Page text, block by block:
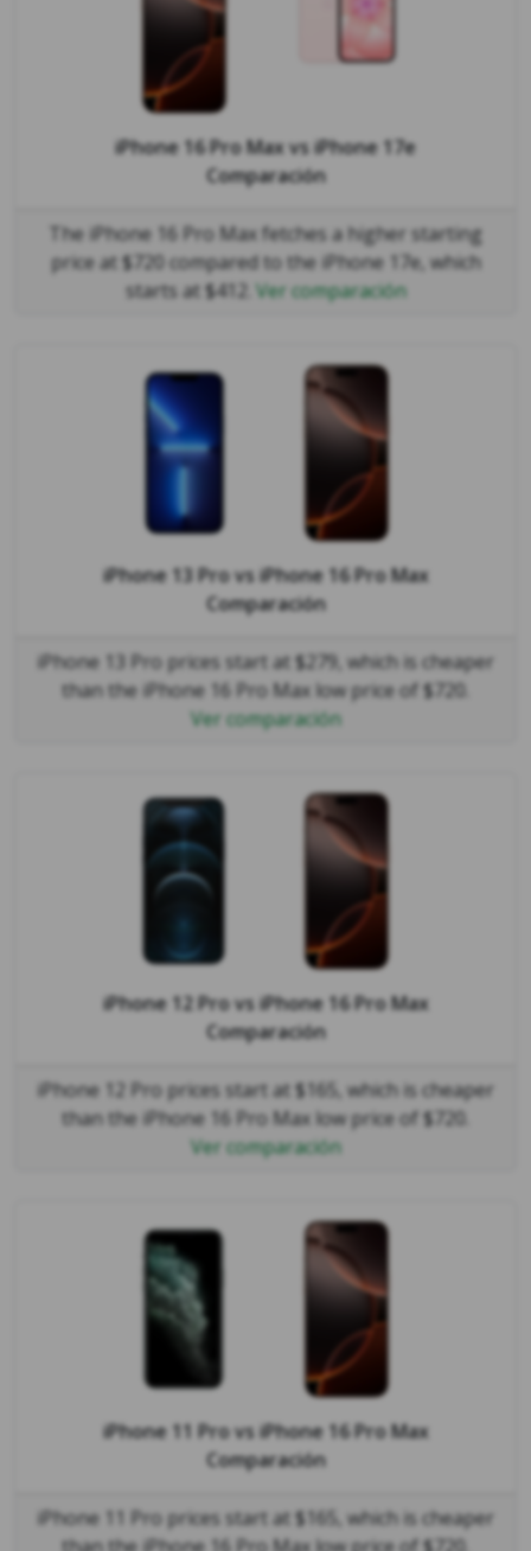
iPhone 16 Pro MaxvsiPhone 17e
Comparación
The iPhone 16 Pro Max fetches a higher starting
price at $720 compared to the iPhone 17e, which
starts at $412. Ver comparación
iPhone 13 ProvsiPhone 16 Pro Max
Comparación
iPhone 13 Pro prices start at $279, which is cheaper
than the iPhone 16 Pro Max low price of $720.
Ver comparación
iPhone 12 ProvsiPhone 16 Pro Max
Comparación
iPhone 12 Pro prices start at $165, which is cheaper
than the iPhone 16 Pro Max low price of $720.
Ver comparación
iPhone 11 ProvsiPhone 16 Pro Max
Comparación
iPhone 11 Pro prices start at $165, which is cheaper